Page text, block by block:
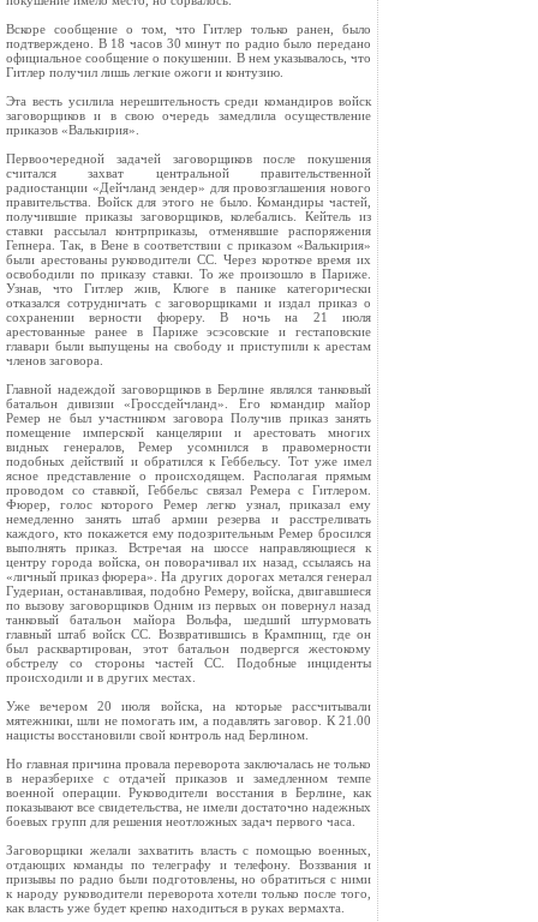
Вскоре сообщение о том, что Гитлер только ранен, было
подтверждено. В 18 часов 30 минут по радио было передано
официальное сообщение о покушении. В нем указывалось, что
Гитлер получил лишь легкие ожоги и контузию.
Эта весть усилила нерешительность среди командиров войск
заговорщиков и в свою очередь замедлила осуществление
приказов «Валькирия».
Первоочередной задачей заговорщиков после покушения
считался захват центральной правительственной
радиостанции «Дейчланд зендер» для провозглашения нового
правительства. Войск для этого не было. Командиры частей,
получившие приказы заговорщиков, колебались. Кейтель из
ставки рассылал контрприказы, отменявшие распоряжения
Гепнера. Так, в Вене в соответствии с приказом «Валькирия»
были арестованы руководители СС. Через короткое время их
освободили по приказу ставки. То же произошло в Париже.
Узнав, что Гитлер жив, Клюге в панике категорически
отказался сотрудничать с заговорщиками и издал приказ о
сохранении верности фюреру. В ночь на 21 июля
арестованные ранее в Париже эсэсовские и гестаповские
главари были выпущены на свободу и приступили к арестам
членов заговора.
Главной надеждой заговорщиков в Берлине являлся танковый
батальон дивизии «Гроссдейчланд». Его командир майор
Ремер не был участником заговора Получив приказ занять
помещение имперской канцелярии и арестовать многих
видных генералов, Ремер усомнился в правомерности
подобных действий и обратился к Геббельсу. Тот уже имел
ясное представление о происходящем. Располагая прямым
проводом со ставкой, Геббельс связал Ремера с Гитлером.
Фюрер, голос которого Ремер легко узнал, приказал ему
немедленно занять штаб армии резерва и расстреливать
каждого, кто покажется ему подозрительным Ремер бросился
выполнять приказ. Встречая на шоссе направляющиеся к
центру города войска, он поворачивал их назад, ссылаясь на
«личный приказ фюрера». На других дорогах метался генерал
Гудериан, останавливая, подобно Ремеру, войска, двигавшиеся
по вызову заговорщиков Одним из первых он повернул назад
танковый батальон майора Вольфа, шедший штурмовать
главный штаб войск СС. Возвратившись в Крампниц, где он
был расквартирован, этот батальон подвергся жестокому
обстрелу со стороны частей СС. Подобные инциденты
происходили и в других местах.
Уже вечером 20 июля войска, на которые рассчитывали
мятежники, шли не помогать им, а подавлять заговор. К 21.00
нацисты восстановили свой контроль над Берлином.
Но главная причина провала переворота заключалась не только
в неразберихе с отдачей приказов и замедленном темпе
военной операции. Руководители восстания в Берлине, как
показывают все свидетельства, не имели достаточно надежных
боевых групп для решения неотложных задач первого часа.
Заговорщики желали захватить власть с помощью военных,
отдающих команды по телеграфу и телефону. Воззвания и
призывы по радио были подготовлены, но обратиться с ними
к народу руководители переворота хотели только после того,
как власть уже будет крепко находиться в руках вермахта.